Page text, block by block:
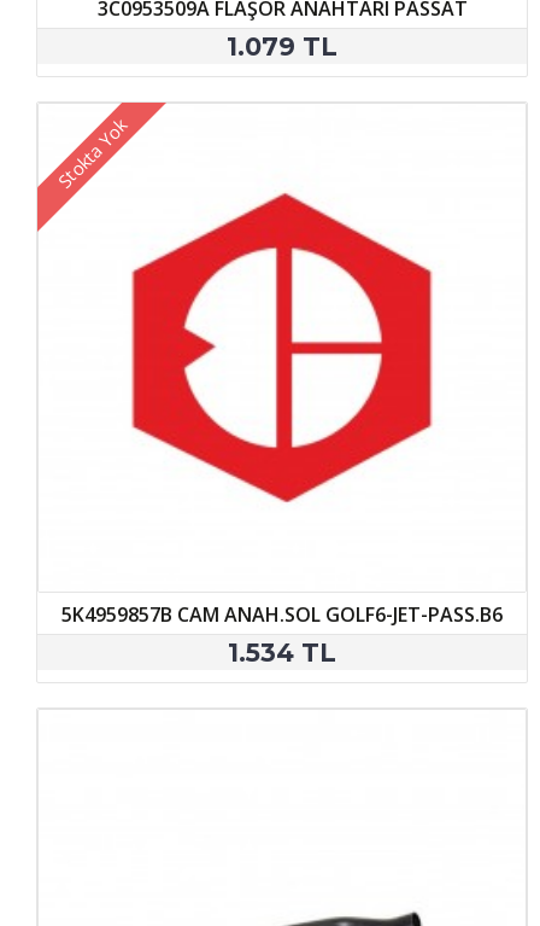
3C0953509A FLAŞÖR ANAHTARI PASSAT
1.079 TL
Stokta Yok
5K4959857B CAM ANAH.SOL GOLF6-JET-PASS.B6
1.534 TL